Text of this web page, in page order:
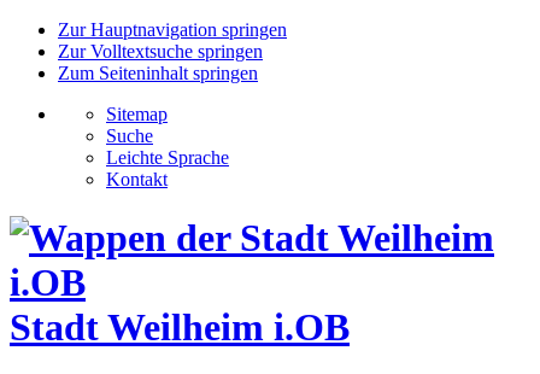
Zur Hauptnavigation springen
Zur Volltextsuche springen
Zum Seiteninhalt springen
Sitemap
Suche
Leichte Sprache
Kontakt
Stadt Weilheim i.OB